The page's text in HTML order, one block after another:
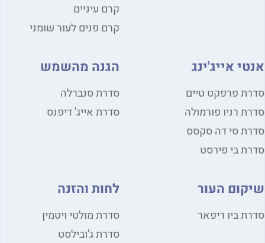
קרם עיניים
קרם פנים לעור שומני
אייג'ינג
פרפקט טיים
רניו פורמולה
סי דה סקסס
בי פירסט
העור
ביו ריפאר
הגנה מהשמש
סדרת סנברלה
סדרת אייג' דיפנס
לחות והזנה
סדרת מולטי ויטמין
סדרת ג'ובילסט